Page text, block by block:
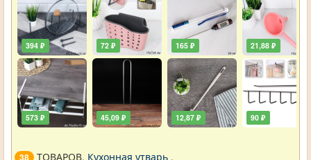
394 ₽
573 ₽
72 ₽
45,09 ₽
165 ₽
12,87 ₽
21,88 ₽
90 ₽
38 ТОВАРОВ. Кухонная утварь .